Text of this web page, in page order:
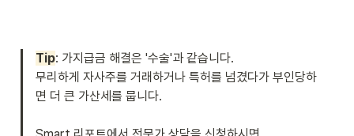
Tip: 가지급금 해결은 '수술'과 같습니다.
무리하게 자사주를 거래하거나 특허를 넘겼다가 부인당하
면 더 큰 가산세를 뭅니다.